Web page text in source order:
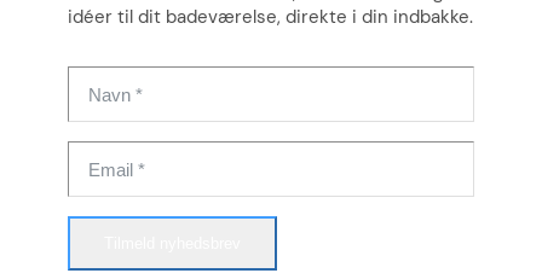
idéer til dit badeværelse, direkte i din indbakke.